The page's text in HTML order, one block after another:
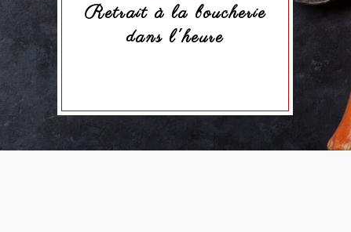
Retrait à la boucherie
dans l'heure